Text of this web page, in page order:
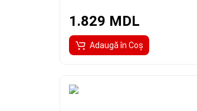
1.829 MDL
Adaugă în Coş